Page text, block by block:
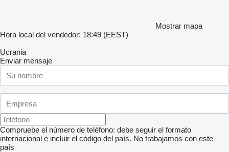
Mostrar mapa
Hora local del vendedor: 18:49 (EEST)
Ucrania
Enviar mensaje
Compruebe el número de teléfono: debe seguir el formato
internacional e incluir el código del país. No trabajamos con este
país